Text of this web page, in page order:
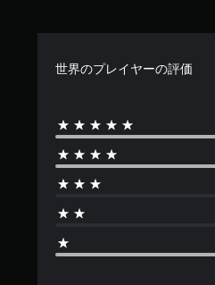
世界のプレイヤーの評価